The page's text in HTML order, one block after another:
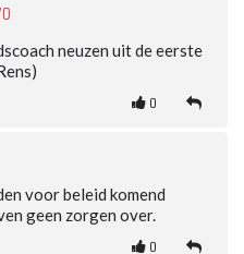
neuzen uit de eerste
0
voor beleid komend
geen zorgen over.
0